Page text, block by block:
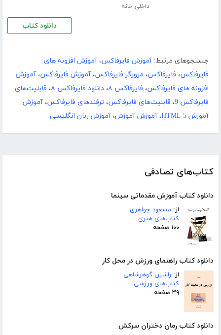
کتاب‌های تصادفی
دانلود کتاب آموزش مقدماتی سینما
از: مسعود جواهری
کتاب‌های هنری
۱۰۰ صفحه
دانلود کتاب راهنمای ورزش در محل کار
از: راشین گوهرشاهی
کتاب‌های ورزشی
۳۹ صفحه
دانلود کتاب رمان دختران سرکش
داخلی خانه
دانلود کتاب
جستجوهای مرتبط: آموزش فایرفاکس،آموزش افزونه های
فایرفاکس، فایرفاکس، مرورگر فایرفاکس،آموزش فایرفاکس،آموزش
افزونه های فایرفاکس، فایرفاکس ۸ ، دانلود فایرفاکس ۸ ، قابلیت‌های
فایرفاکس 9
، قابلیت‌های فایرفاکس، ترفندهای فایرفاکس،آموزش
آموزش HTML 5
،آموزش آموزش،آموزش زبان انگلیسی